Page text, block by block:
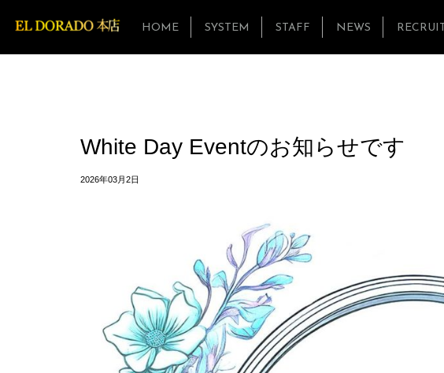
HOME SYSTEM STAFF NEWS RECRUIT
White Day Eventのお知らせです
2026年03月2日